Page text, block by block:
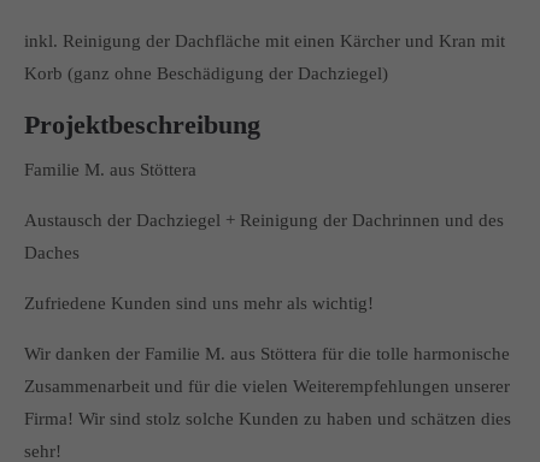
inkl. Reinigung der Dachfläche mit einen Kärcher und Kran mit
Korb (ganz ohne Beschädigung der Dachziegel)
Projektbeschreibung
Familie M. aus Stöttera
Austausch der Dachziegel + Reinigung der Dachrinnen und des
Daches
Zufriedene Kunden sind uns mehr als wichtig!
Wir danken der Familie M. aus Stöttera für die tolle harmonische
Zusammenarbeit und für die vielen Weiterempfehlungen unserer
Firma! Wir sind stolz solche Kunden zu haben und schätzen dies
sehr!